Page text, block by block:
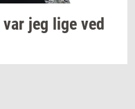
var jeg lige ved